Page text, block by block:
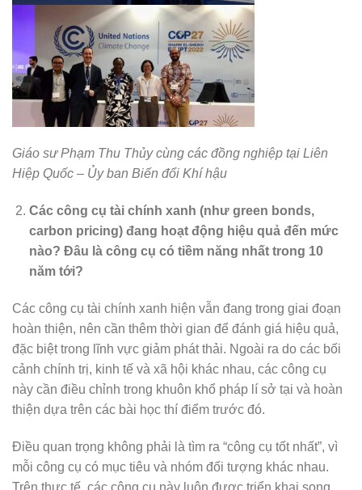
Giáo sư Phạm Thu Thủy cùng các đồng nghiệp tại Liên
Hiệp Quốc – Ủy ban Biến đổi Khí hậu
Các công cụ tài chính xanh (như green bonds,
carbon pricing) đang hoạt động hiệu quả đến mức
nào? Đâu là công cụ có tiềm năng nhất trong 10
năm tới?
Các công cụ tài chính xanh hiện vẫn đang trong giai đoạn
hoàn thiện, nên cần thêm thời gian để đánh giá hiệu quả,
đặc biệt trong lĩnh vực giảm phát thải. Ngoài ra do các bối
cảnh chính trị, kinh tế và xã hội khác nhau, các công cụ
này cần điều chỉnh trong khuôn khổ pháp lí sở tại và hoàn
thiện dựa trên các bài học thí điểm trước đó.
Điều quan trọng không phải là tìm ra “công cụ tốt nhất”, vì
mỗi công cụ có mục tiêu và nhóm đối tượng khác nhau.
Trên thực tế, các công cụ này luôn được triển khai song